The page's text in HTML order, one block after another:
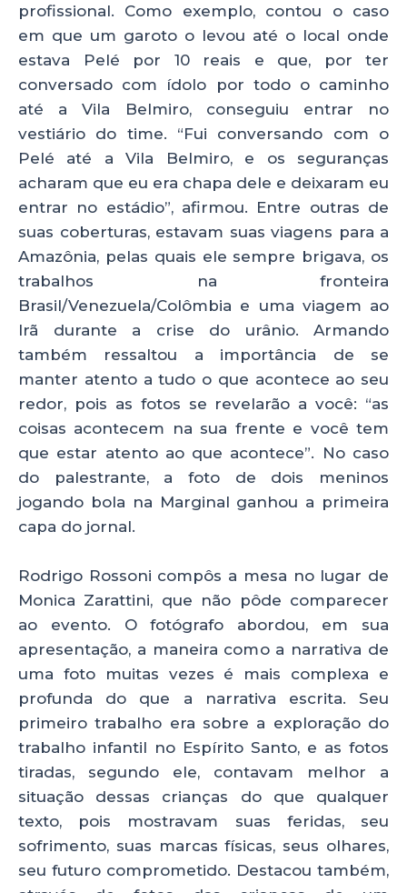
profissional. Como exemplo, contou o caso
em que um garoto o levou até o local onde
estava Pelé por 10 reais e que, por ter
conversado com ídolo por todo o caminho
até a Vila Belmiro, conseguiu entrar no
vestiário do time. “Fui conversando com o
Pelé até a Vila Belmiro, e os seguranças
acharam que eu era chapa dele e deixaram eu
entrar no estádio”, afirmou. Entre outras de
suas coberturas, estavam suas viagens para a
Amazônia, pelas quais ele sempre brigava, os
trabalhos na fronteira
Brasil/Venezuela/Colômbia e uma viagem ao
Irã durante a crise do urânio. Armando
também ressaltou a importância de se
manter atento a tudo o que acontece ao seu
redor, pois as fotos se revelarão a você: “as
coisas acontecem na sua frente e você tem
que estar atento ao que acontece”. No caso
do palestrante, a foto de dois meninos
jogando bola na Marginal ganhou a primeira
capa do jornal.
Rodrigo Rossoni compôs a mesa no lugar de
Monica Zarattini, que não pôde comparecer
ao evento. O fotógrafo abordou, em sua
apresentação, a maneira como a narrativa de
uma foto muitas vezes é mais complexa e
profunda do que a narrativa escrita. Seu
primeiro trabalho era sobre a exploração do
trabalho infantil no Espírito Santo, e as fotos
tiradas, segundo ele, contavam melhor a
situação dessas crianças do que qualquer
texto, pois mostravam suas feridas, seu
sofrimento, suas marcas físicas, seus olhares,
seu futuro comprometido. Destacou também,